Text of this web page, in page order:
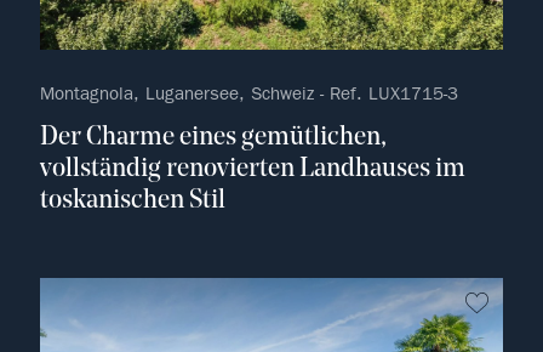
Montagnola, Luganersee, Schweiz - Ref. LUX1715-3
Der Charme eines gemütlichen,
vollständig renovierten Landhauses im
toskanischen Stil
kein